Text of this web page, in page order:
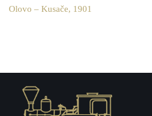
Olovo – Kusače, 1901